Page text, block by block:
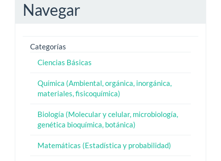
Navegar
Categorías
Ciencias Básicas
Química (Ambiental, orgánica, inorgánica,
materiales, fisicoquímica)
Biología (Molecular y celular, microbiología,
genética bioquímica, botánica)
Matemáticas (Estadística y probabilidad)